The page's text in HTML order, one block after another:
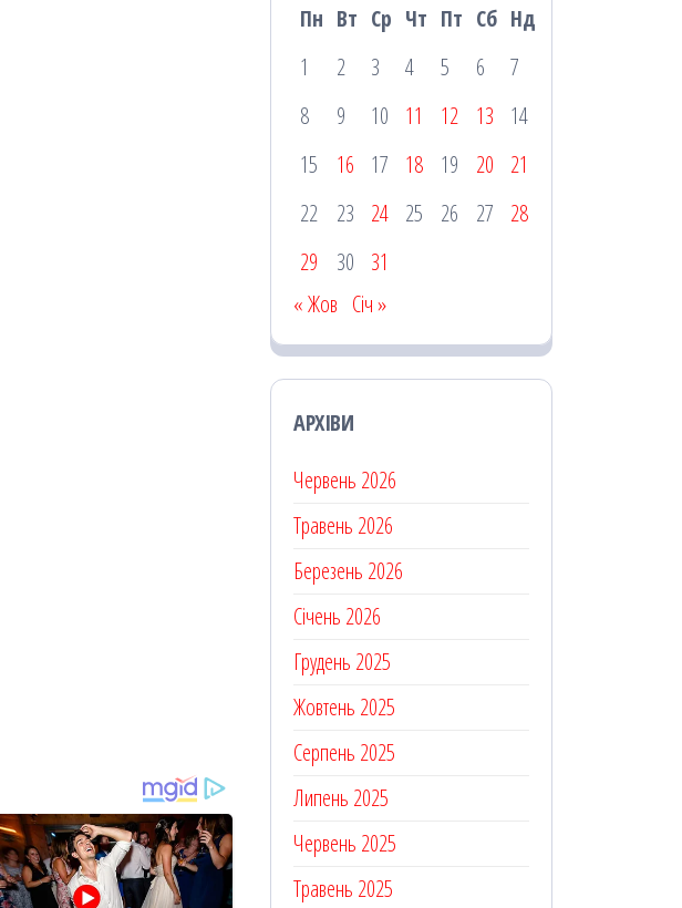
Пн Вт Ср Чт Пт Сб Нд
1
2 3 4 5 6
7
8
9 10 11 12 13
14
15
16 17 18 19 20
21
22
23 24 25 26 27
28
29
30
31
« Жов Січ »
АРХІВИ
Червень 2026
Травень 2026
Березень 2026
Січень 2026
Грудень 2025
Жовтень 2025
Серпень 2025
Липень 2025
Червень 2025
Травень 2025